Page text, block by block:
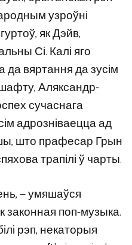
узроўні
як Дэйв,
Сі. Калі яго
да вяртання да зусім
Аляксандр-
сучаснага
адрозніваецца ад
што прафесар Грын
трапілі ў чарты.
— умяшаўся
законная поп-музыка.
рэп, некаторыя